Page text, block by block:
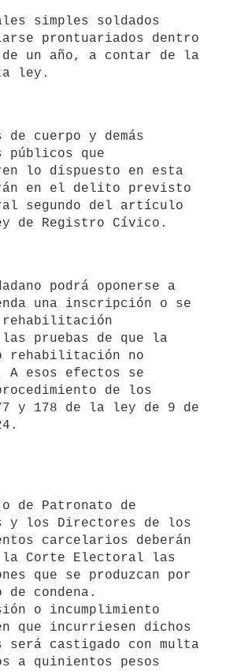
prontuariados dentro
un año, a contar de la
ley.
públicos que
lo dispuesto en esta
en el delito previsto
segundo del artículo
de Registro Cívico.
una inscripción o se
rehabilitación
las pruebas de que la
rehabilitación no
A esos efectos se
de los
y 178 de la ley de 9 de
y los Directores de los
carcelarios deberán
la Corte Electoral las
que se produzcan por
de condena.
que incurriesen dichos
será castigado con multa
a quinientos pesos